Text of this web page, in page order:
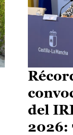
del
2026: